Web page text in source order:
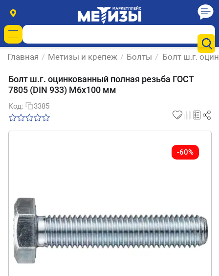
Главная / Метизы и крепеж / Болты / Болт ш.г.
Болт ш.г. оцинкованный полная резьба ГОСТ
7805 (DIN 933) М6х100 мм
Код: 3385
-60%